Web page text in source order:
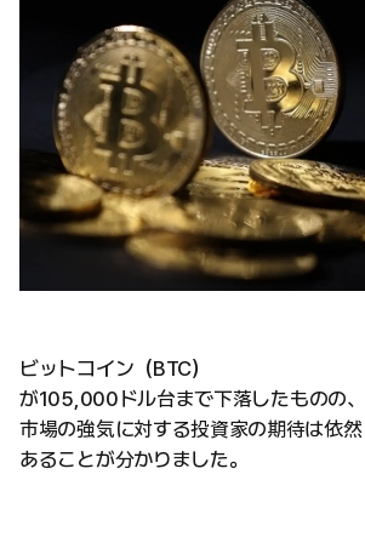
ビットコイン（BTC）
が105,000ドル台まで下落したものの、
市場の強気に対する投資家の期待は依
あることが分かりました。